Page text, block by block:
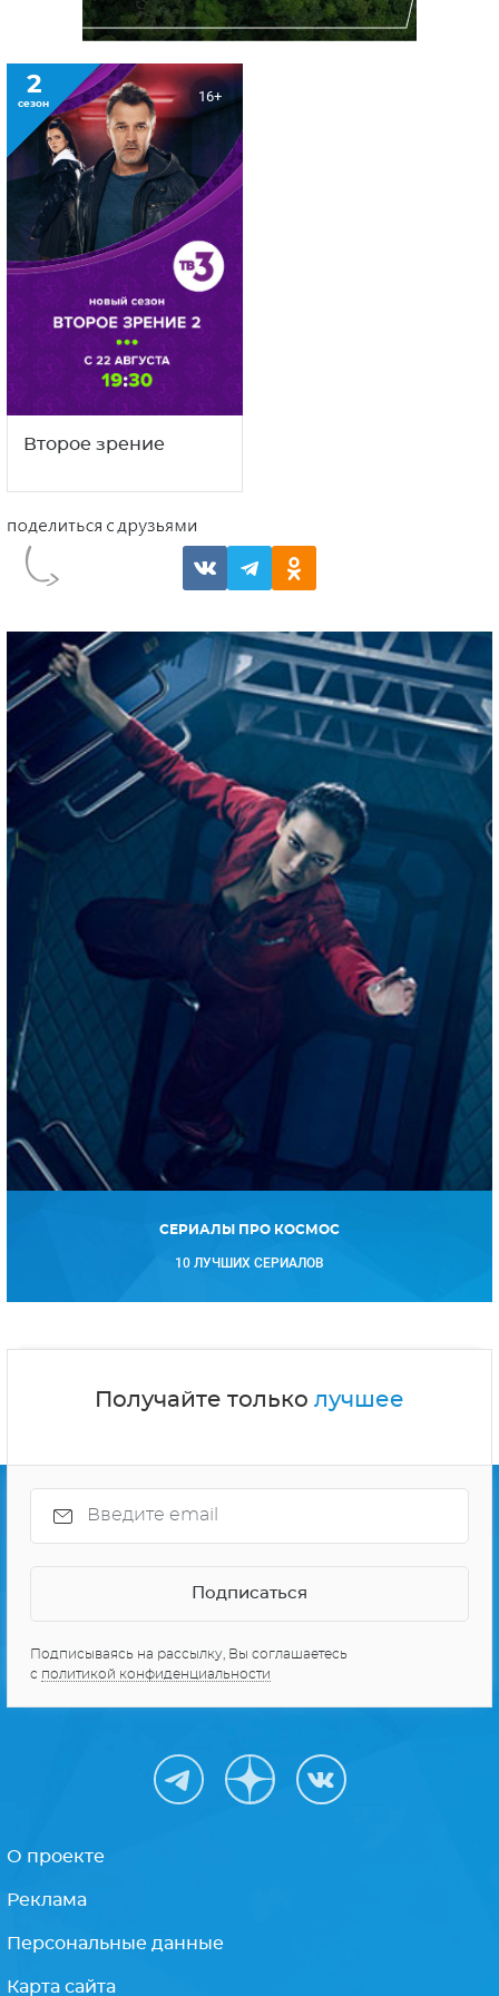
2
сезон 16+
Второе зрение
СЕРИАЛЫ ПРО КОСМОС
10 ЛУЧШИХ СЕРИАЛОВ
Получайте только лучшее
Подписываясь на рассылку, Вы соглашаетесь
с политикой конфиденциальности
О проекте
Реклама
Персональные данные
Карта сайта